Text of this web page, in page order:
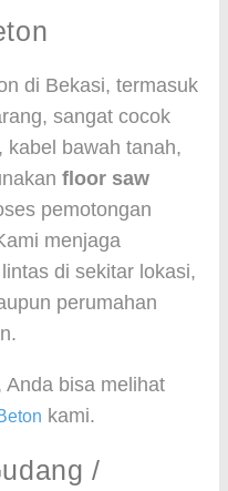
di Bekasi, termasuk
sangat cocok
kabel bawah tanah,
floor saw
pemotongan
menjaga
di sekitar lokasi,
perumahan
Anda bisa melihat
kami.
/